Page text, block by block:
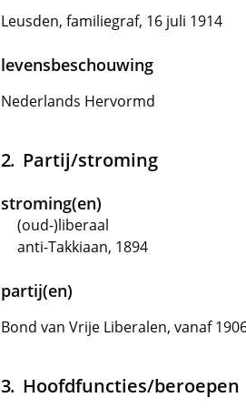
Leusden, familiegraf, 16 juli 1914
levensbeschouwing
Nederlands Hervormd
Partij/stroming
stroming(en)
(oud-)liberaal
anti-Takkiaan, 1894
partij(en)
Bond van Vrije Liberalen, vanaf
Hoofdfuncties/beroepen